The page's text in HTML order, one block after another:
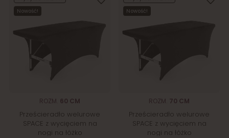
ROZM. 60 CM
Prześcieradło welurowe
SPACE z wycięciem na
nogi na łóżko
Nowość!
ROZM. 70 CM
Prześcieradło welurowe
SPACE z wycięciem na
nogi na łóżko
Nowość!